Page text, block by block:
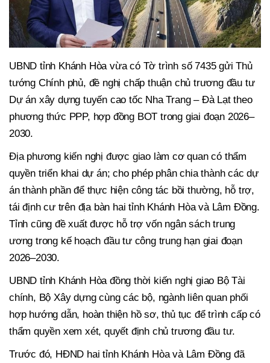
UBND tỉnh Khánh Hòa vừa có Tờ trình số 7435 gửi Thủ
tướng Chính phủ, đề nghị chấp thuận chủ trương đầu tư
Dự án xây dựng tuyến cao tốc Nha Trang – Đà Lạt theo
phương thức PPP, hợp đồng BOT trong giai đoạn 2026–
2030.
Địa phương kiến nghị được giao làm cơ quan có thẩm
quyền triển khai dự án; cho phép phân chia thành các dự
án thành phần để thực hiện công tác bồi thường, hỗ trợ,
tái định cư trên địa bàn hai tỉnh Khánh Hòa và Lâm Đồng.
Tỉnh cũng đề xuất được hỗ trợ vốn ngân sách trung
ương trong kế hoạch đầu tư công trung hạn giai đoạn
2026–2030.
UBND tỉnh Khánh Hòa đồng thời kiến nghị giao Bộ Tài
chính, Bộ Xây dựng cùng các bộ, ngành liên quan phối
hợp hướng dẫn, hoàn thiện hồ sơ, thủ tục để trình cấp có
thẩm quyền xem xét, quyết định chủ trương đầu tư.
Trước đó, HĐND hai tỉnh Khánh Hòa và Lâm Đồng đã